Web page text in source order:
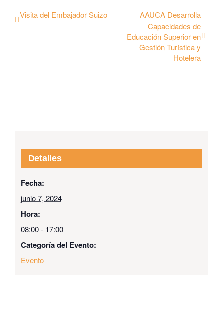
Visita del Embajador Suizo
AAUCA Desarrolla
Capacidades de
Educación Superior en
Gestión Turística y
Hotelera
Detalles
Fecha:
junio 7, 2024
Hora:
08:00 - 17:00
Categoría del Evento:
Evento